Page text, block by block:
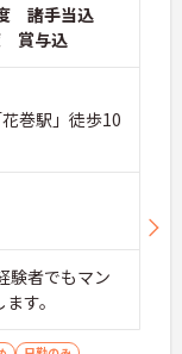
諸手当込
賞与込
巻駅」徒歩10
者でもマン
す。